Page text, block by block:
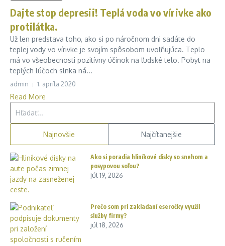
Dajte stop depresii! Teplá voda vo vírivke ako
protilátka.
Už len predstava toho, ako si po náročnom dni sadáte do
teplej vody vo vírivke je svojím spôsobom uvoľňujúca. Teplo
má vo všeobecnosti pozitívny účinok na ľudské telo. Pobyt na
teplých lúčoch slnka ná...
admin 1. apríla 2020
Read More
Najnovšie Najčítanejšie
Ako si poradia hliníkové disky so snehom a
posypovou soľou?
júl 19, 2026
Prečo som pri zakladaní eseročky využil
služby firmy?
júl 18, 2026